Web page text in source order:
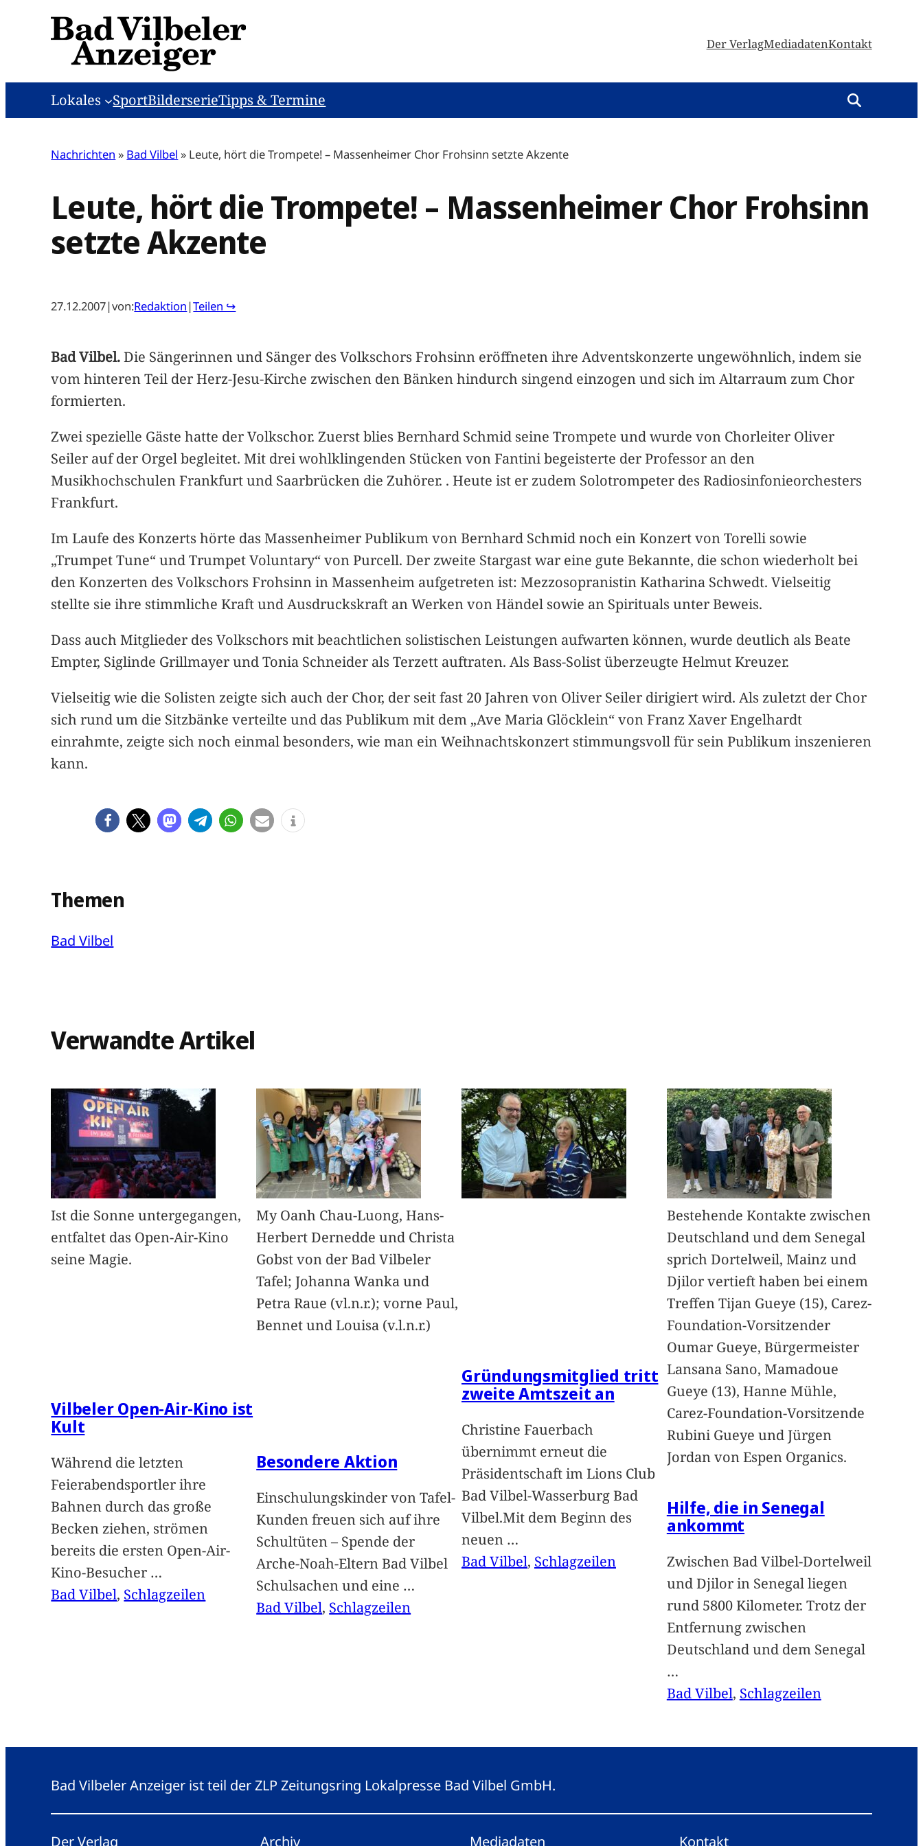
Der VerlagMediadatenKontakt
Lokales SportBilderserieTipps & Termine
Nachrichten » Bad Vilbel » Leute, hört die Trompete! – Massenheimer Chor Frohsinn setzte Akzente
Leute, hört die Trompete! – Massenheimer Chor Frohsinn
setzte Akzente
27.12.2007|von:Redaktion |Teilen ↪
Bad Vilbel.Die Sängerinnen und Sänger des Volkschors Frohsinn eröffneten ihre Adventskonzerte ungewöhnlich, indem sie
vom hinteren Teil der Herz-Jesu-Kirche zwischen den Bänken hindurch singend einzogen und sich im Altarraum zum Chor
formierten.
Zwei spezielle Gäste hatte der Volkschor. Zuerst blies Bernhard Schmid seine Trompete und wurde von Chorleiter Oliver
Seiler auf der Orgel begleitet. Mit drei wohlklingenden Stücken von Fantini begeisterte der Professor an den
Musikhochschulen Frankfurt und Saarbrücken die Zuhörer. . Heute ist er zudem Solotrompeter des Radiosinfonieorchesters
Frankfurt.
Im Laufe des Konzerts hörte das Massenheimer Publikum von Bernhard Schmid noch ein Konzert von Torelli sowie
„Trumpet Tune“ und Trumpet Voluntary“ von Purcell. Der zweite Stargast war eine gute Bekannte, die schon wiederholt bei
den Konzerten des Volkschors Frohsinn in Massenheim aufgetreten ist: Mezzosopranistin Katharina Schwedt. Vielseitig
stellte sie ihre stimmliche Kraft und Ausdruckskraft an Werken von Händel sowie an Spirituals unter Beweis.
Dass auch Mitglieder des Volkschors mit beachtlichen solistischen Leistungen aufwarten können, wurde deutlich als Beate
Empter, Siglinde Grillmayer und Tonia Schneider als Terzett auftraten. Als Bass-Solist überzeugte Helmut Kreuzer.
Vielseitig wie die Solisten zeigte sich auch der Chor, der seit fast 20 Jahren von Oliver Seiler dirigiert wird. Als zuletzt der Chor
sich rund um die Sitzbänke verteilte und das Publikum mit dem „Ave Maria Glöcklein“ von Franz Xaver Engelhardt
einrahmte, zeigte sich noch einmal besonders, wie man ein Weihnachtskonzert stimmungsvoll für sein Publikum inszenieren
kann.
Themen
Bad Vilbel
Verwandte Artikel
Ist die Sonne untergegangen,
entfaltet das Open-Air-Kino
seine Magie.
Vilbeler Open-Air-Kino ist
Kult
Während die letzten
Feierabendsportler ihre
Bahnen durch das große
Becken ziehen, strömen
bereits die ersten Open-Air-
Kino-Besucher …
Bad Vilbel, Schlagzeilen
My Oanh Chau-Luong, Hans-
Herbert Dernedde und Christa
Gobst von der Bad Vilbeler
Tafel; Johanna Wanka und
Petra Raue (vl.n.r.); vorne Paul,
Bennet und Louisa (v.l.n.r.)
Besondere Aktion
Einschulungskinder von Tafel-
Kunden freuen sich auf ihre
Schultüten – Spende der
Arche-Noah-Eltern Bad Vilbel
Schulsachen und eine …
Bad Vilbel, Schlagzeilen
Gründungsmitglied tritt
zweite Amtszeit an
Christine Fauerbach
übernimmt erneut die
Präsidentschaft im Lions Club
Bad Vilbel-Wasserburg Bad
Vilbel.Mit dem Beginn des
neuen …
Bad Vilbel, Schlagzeilen
Bestehende Kontakte zwischen
Deutschland und dem Senegal
sprich Dortelweil, Mainz und
Djilor vertieft haben bei einem
Treffen Tijan Gueye (15), Carez-
Foundation-Vorsitzender
Oumar Gueye, Bürgermeister
Lansana Sano, Mamadoue
Gueye (13), Hanne Mühle,
Carez-Foundation-Vorsitzende
Rubini Gueye und Jürgen
Jordan von Espen Organics.
Hilfe, die in Senegal
ankommt
Zwischen Bad Vilbel-Dortelweil
und Djilor in Senegal liegen
rund 5800 Kilometer. Trotz der
Entfernung zwischen
Deutschland und dem Senegal
…
Bad Vilbel, Schlagzeilen
Bad Vilbeler Anzeiger ist teil der ZLP Zeitungsring Lokalpresse Bad Vilbel GmbH.
Der Verlag Archiv Mediadaten Kontakt